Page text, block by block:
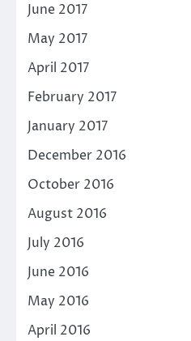
June 2017
May 2017
April 2017
February 2017
January 2017
December 2016
October 2016
August 2016
July 2016
June 2016
May 2016
April 2016